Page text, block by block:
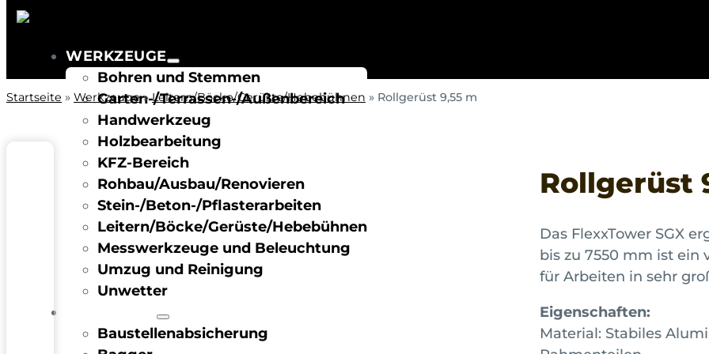
WERKZEUGE
Bohren und Stemmen
Garten-/Terrassen-/Außenbereich
Handwerkzeug
Holzbearbeitung
KFZ-Bereich
Rohbau/Ausbau/Renovieren
Stein-/Beton-/Pflasterarbeiten
Leitern/Böcke/Gerüste/Hebebühnen
Messwerkzeuge und Beleuchtung
Umzug und Reinigung
Unwetter
Baustellenabsicherung
Startseite » Werkzeuge»Leitern/Böcke/Gerüste/Hebebühnen » Rollgerüst 9,55 m
Rollgerüst
Das FlexxTower SGX
bis zu 7550 mm ist ein
für Arbeiten in sehr
Eigenschaften:
Material: Stabiles